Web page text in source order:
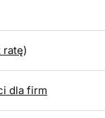
ratę)
dla firm